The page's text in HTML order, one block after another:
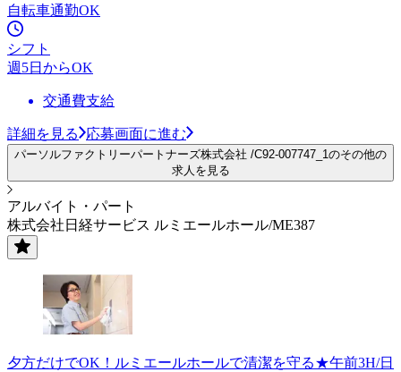
自転車通勤OK
シフト
週5日からOK
交通費支給
詳細を見る 応募画面に進む
パーソルファクトリーパートナーズ株式会社 /C92-007747_1のその他の
求人を見る
アルバイト・パート
株式会社日経サービス ルミエールホール/ME387
夕方だけでOK！ルミエールホールで清潔を守る★午前3H/日